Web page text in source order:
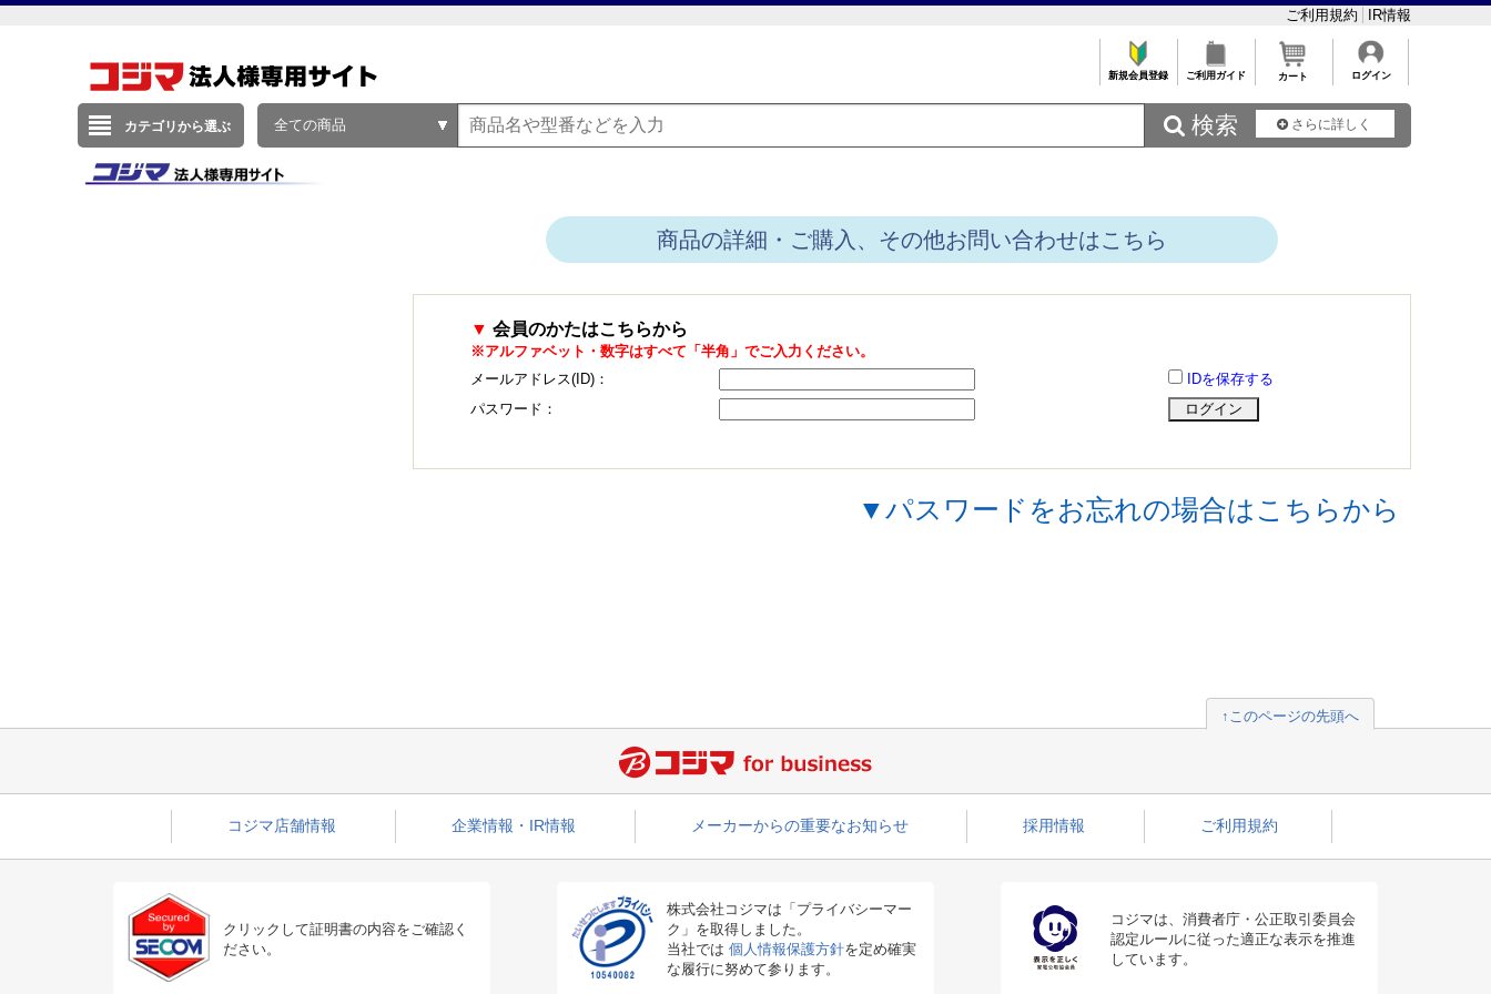
ご利用規約 IR情報
新規会員登録 ご利用ガイド カート ログイン
カテゴリから選ぶ 全ての商品  検索 さらに詳しく
商品の詳細・ご購入、その他お問い合わせはこちら
▼ 会員のかたはこちらから
※アルファベット・数字はすべて「半角」でご入力ください。
メールアドレス(ID)：
IDを保存する
パスワード：
▼パスワードをお忘れの場合はこちらから
↑このページの先頭へ
コジマ店舗情報 企業情報・IR情報 メーカーからの重要なお知らせ 採用情報 ご利用規約
クリックして証明書の内容をご確認く
ださい。
株式会社コジマは「プライバシーマー
ク」を取得しました。
当社では 個人情報保護方針を定め確実
な履行に努めて参ります。
コジマは、消費者庁・公正取引委員会
認定ルールに従った適正な表示を推進
しています。